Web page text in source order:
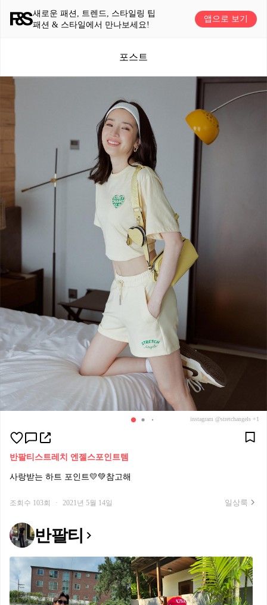
새로운 패션, 트렌드, 스타일링 팁
패션 & 스타일에서 만나보세요!
앱으로 보기
포스트
instagram @stretchangels +1
반팔티 스트레치 엔젤스포인트템
사랑받는 하트 포인트💛💚참고해
조회수 103회 · 2021년 5월 14일 일상룩
반팔티